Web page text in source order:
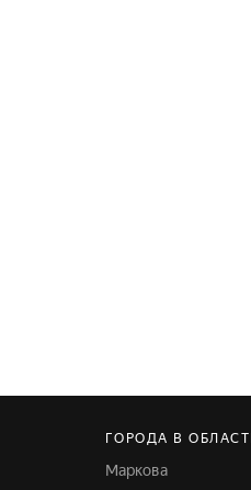
ГОРОДА В
Маркова